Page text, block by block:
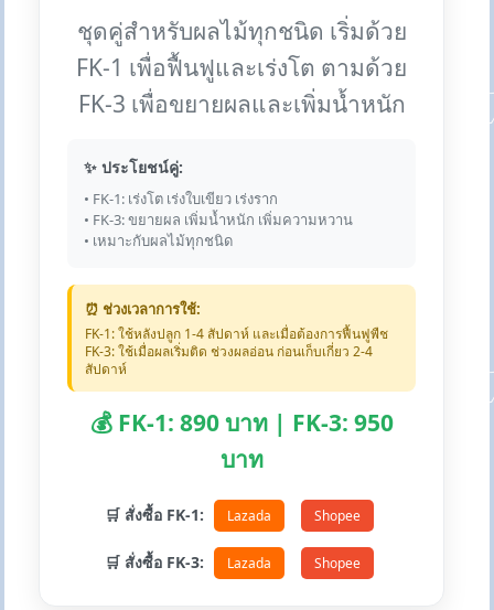
ชุดคู่สำหรับผลไม้ทุกชนิด เริ่มด้วย
FK-1 เพื่อฟื้นฟูและเร่งโต ตามด้วย
FK-3 เพื่อขยายผลและเพิ่มน้ำหนัก
✨ ประโยชน์คู่:
• FK-1: เร่งโต เร่งใบเขียว เร่งราก
• FK-3: ขยายผล เพิ่มน้ำหนัก เพิ่มความหวาน
• เหมาะกับผลไม้ทุกชนิด
⏰ ช่วงเวลาการใช้:
FK-1: ใช้หลังปลูก 1-4 สัปดาห์ และเมื่อต้องการฟื้นฟูพืช
FK-3: ใช้เมื่อผลเริ่มติด ช่วงผลอ่อน ก่อนเก็บเกี่ยว 2-4
สัปดาห์
💰 FK-1: 890 บาท | FK-3: 950
บาท
🛒 สั่งซื้อ FK-1: Lazada Shopee
🛒 สั่งซื้อ FK-3: Lazada Shopee